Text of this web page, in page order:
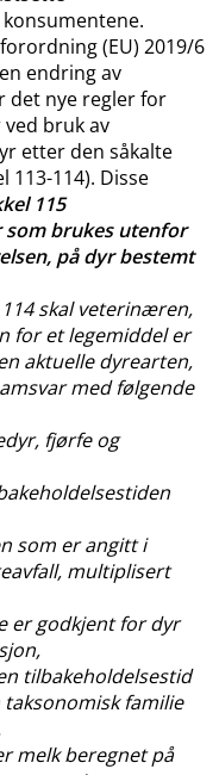
(EU) 2019/6
endring av
det nye regler for
bruk av
etter den såkalte
113-114). Disse
115
som brukes utenfor
på dyr bestemt
skal veterinæren,
for et legemiddel er
aktuelle dyrearten,
med følgende
fjørfe og
som er angitt i
multiplisert
er godkjent for dyr
tilbakeholdelsestid
familie
melk beregnet på